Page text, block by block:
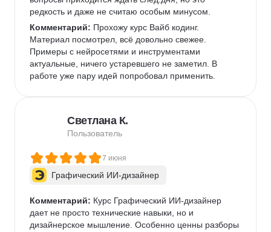
редкость и даже не считаю особым минусом.
Комментарий: Прохожу курс Вайб кодинг.
Материал посмотрел, всё довольно свежее.
Примеры с нейросетями и инструментами
актуальные, ничего устаревшего не заметил. В
работе уже пару идей попробовал применить.
Светлана К.
Пользователь
7 июня
Графический ИИ-дизайнер
Комментарий: Курс Графический ИИ-дизайнер
дает не просто технические навыки, но и
дизайнерское мышление. Особенно ценны разборы